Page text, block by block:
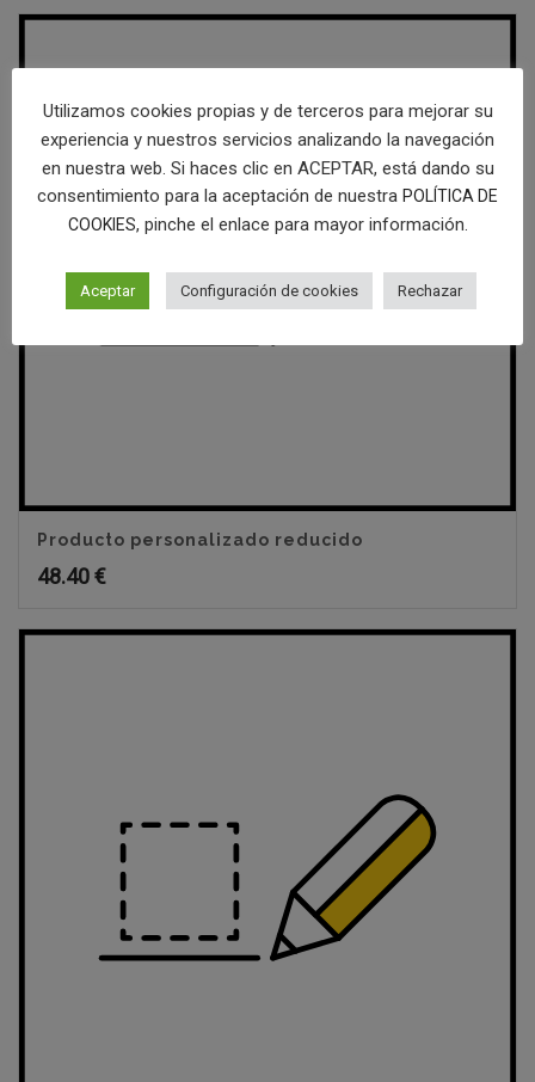
Producto personalizado reducido
48.40€
Utilizamos cookies propias y de terceros para mejorar su
experiencia y nuestros servicios analizando la navegación
en nuestra web. Si haces clic en ACEPTAR, está dando su
consentimiento para la aceptación de nuestra POLÍTICA DE
COOKIES, pinche el enlace para mayor información.
Aceptar Configuración de cookies Rechazar